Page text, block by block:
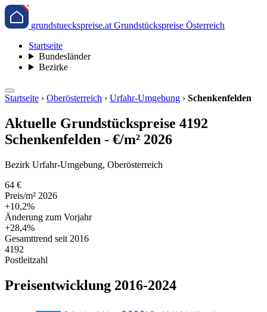
grundstueckspreise.at Grundstückspreise Österreich
Startseite
Bundesländer
Bezirke
Startseite › Oberösterreich › Urfahr-Umgebung › Schenkenfelden
Aktuelle Grundstückspreise 4192
Schenkenfelden - €/m² 2026
Bezirk Urfahr-Umgebung, Oberösterreich
64 €
Preis/m² 2026
+10,2%
Änderung zum Vorjahr
+28,4%
Gesamttrend seit 2016
4192
Postleitzahl
Preisentwicklung 2016-2024